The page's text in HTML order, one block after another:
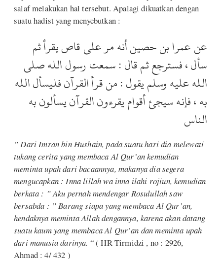
salaf melakukan hal tersebut. Apalagi dikuatkan dengan
suatu hadist yang menyebutkan :
عن عمرا بن حصين أنه مر على قاص يقرأ ثم
سأل ، فسترجع ثم قال : سمعت رسول الله صلى
الله عليه وسلم يقول : من قرأ القرآن فليسأل الله
به ، فإنه سيجئ أقوام يقرءون القرآن يسألون به
الناس
” Dari Imran bin Hushain, pada suatu hari dia melewati
tukang cerita yang membaca Al Qur’an kemudian
meminta upah dari bacaannya, makanya dia segera
mengucapkan : Inna lillah wa inna ilahi rojiun, kemudian
berkata : ” Aku pernah mendengar Rosulullah saw
bersabda : ” Barang siapa yang membaca Al Qur’an,
hendaknya meminta Allah dengannya, karena akan datang
suatu kaum yang membaca Al Qur’an dan meminta upah
dari manusia darinya. “ ( HR Tirmidzi , no : 2926,
Ahmad : 4/ 432 )